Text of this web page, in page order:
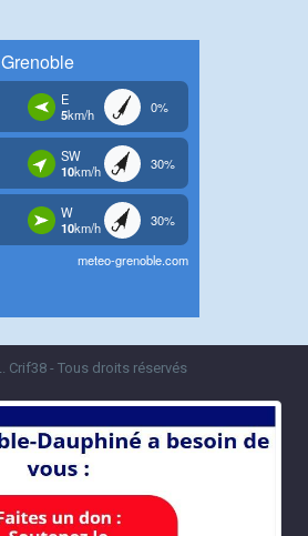
Crif38 - Tous droits réservés